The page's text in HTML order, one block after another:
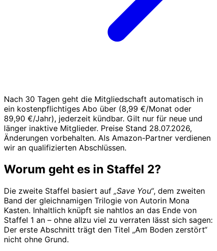
Nach 30 Tagen geht die Mitgliedschaft automatisch in
ein kostenpflichtiges Abo über (8,99 €/Monat oder
89,90 €/Jahr), jederzeit kündbar. Gilt nur für neue und
länger inaktive Mitglieder. Preise Stand 28.07.2026,
Änderungen vorbehalten. Als Amazon-Partner verdienen
wir an qualifizierten Abschlüssen.
Worum geht es in Staffel 2?
Die zweite Staffel basiert auf „Save You“, dem zweiten
Band der gleichnamigen Trilogie von Autorin Mona
Kasten. Inhaltlich knüpft sie nahtlos an das Ende von
Staffel 1 an – ohne allzu viel zu verraten lässt sich sagen:
Der erste Abschnitt trägt den Titel „Am Boden zerstört“
nicht ohne Grund.